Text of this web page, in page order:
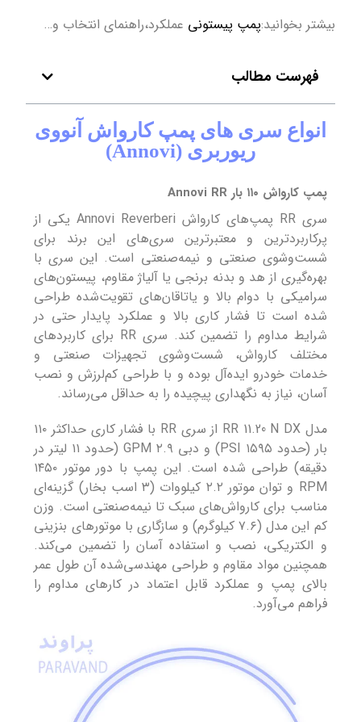
بیشتر بخوانید:پمپ پیستونی عملکرد،راهنمای انتخاب و…
فهرست مطالب
انواع سری های پمپ کارواش آنووی
ریوربری (Annovi)
پمپ کارواش ۱۱۰ بار Annovi RR
سری RR پمپ‌های کارواش Annovi Reverberi یکی از
پرکاربردترین و معتبرترین سری‌های این برند برای
شست‌وشوی صنعتی و نیمه‌صنعتی است. این سری با
بهره‌گیری از هد و بدنه برنجی یا آلیاژ مقاوم، پیستون‌های
سرامیکی با دوام بالا و یاتاقان‌های تقویت‌شده طراحی
شده است تا فشار کاری بالا و عملکرد پایدار حتی در
شرایط مداوم را تضمین کند. سری RR برای کاربردهای
مختلف کارواش، شست‌وشوی تجهیزات صنعتی و
خدمات خودرو ایده‌آل بوده و با طراحی کم‌لرزش و نصب
آسان، نیاز به نگهداری پیچیده را به حداقل می‌رساند.
مدل RR 11.20 N DX از سری RR با فشار کاری حداکثر ۱۱۰
بار (حدود ۱۵۹۵ PSI) و دبی ۲.۹ GPM (حدود ۱۱ لیتر در
دقیقه) طراحی شده است. این پمپ با دور موتور ۱۴۵۰
RPM و توان موتور ۲.۲ کیلووات (۳ اسب بخار) گزینه‌ای
مناسب برای کارواش‌های سبک تا نیمه‌صنعتی است. وزن
کم این مدل (۷.۶ کیلوگرم) و سازگاری با موتورهای بنزینی
و الکتریکی، نصب و استفاده آسان را تضمین می‌کند.
همچنین مواد مقاوم و طراحی مهندسی‌شده آن طول عمر
بالای پمپ و عملکرد قابل اعتماد در کارهای مداوم را
فراهم می‌آورد.